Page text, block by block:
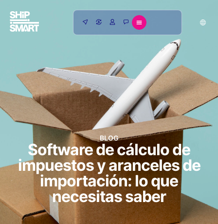
BLOG
Software de cálculo de
impuestos y aranceles de
importación: lo que
necesitas saber